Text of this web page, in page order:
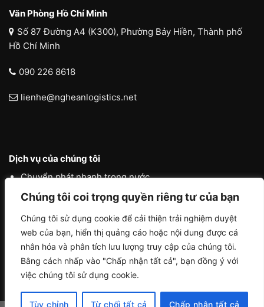
Chúng tôi coi trọng quyền riêng tư của bạn
Chúng tôi sử dụng cookie để cải thiện trải nghiệm duyệt
web của bạn, hiển thị quảng cáo hoặc nội dung được cá
nhân hóa và phân tích lưu lượng truy cập của chúng tôi.
Bằng cách nhấp vào "Chấp nhận tất cả", bạn đồng ý với
việc chúng tôi sử dụng cookie.
Tùy chỉnh Từ chối tất cả Chấp nhận tất cả
Văn Phòng Hồ Chí Minh
Số 87 Đường A4 (K300), Phường Bảy Hiền, Thành phố
Hồ Chí Minh
090 226 8618
lienhe@ngheanlogistics.net
Dịch vụ của chúng tôi
Chuyển phát nhanh trong nước
Chuyển phát nhanh quốc tế
Liên vận quốc tế
Logistics vận tải nội địa